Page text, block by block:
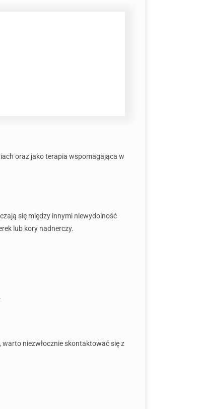
oraz jako terapia wspomagająca w
się między innymi niewydolność
lub kory nadnerczy.
niezwłocznie skontaktować się z